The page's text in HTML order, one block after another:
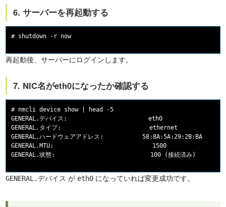
6. サーバーを再起動する
# shutdown -r now
再起動後、サーバーにログインします。
7. NIC名がeth0になったか確認する
# nmcli device show | head -5
GENERAL.デバイス:                       eth0
GENERAL.タイプ:                         ethernet
GENERAL.ハードウェアアドレス:           58:8A:5A:29:2B:BA
GENERAL.MTU:                            1500
GENERAL.状態:                           100 (接続済み)
GENERAL.デバイス が eth0 になっていれば変更成功です。